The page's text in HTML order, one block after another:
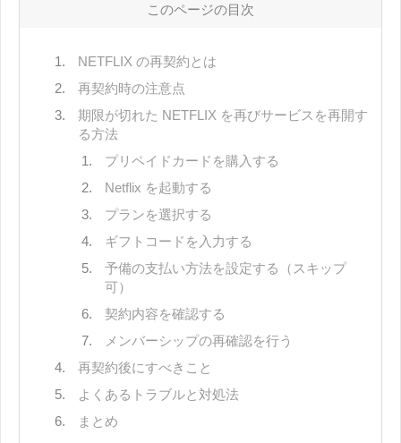
このページの目次
NETFLIX の再契約とは
再契約時の注意点
期限が切れた NETFLIX を再びサービスを再開す
る方法
プリペイドカードを購入する
Netflix を起動する
プランを選択する
ギフトコードを入力する
予備の支払い方法を設定する（スキップ
可）
契約内容を確認する
メンバーシップの再確認を行う
再契約後にすべきこと
よくあるトラブルと対処法
まとめ